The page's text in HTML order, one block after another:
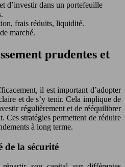
d’investir dans un portefeuille
frais réduits, liquidité.
marché.
prudentes et
il est important d’adopter
et de s’y tenir. Cela implique de
régulièrement et de rééquilibrer
Ces stratégies permettent de réduire
à long terme.
la sécurité